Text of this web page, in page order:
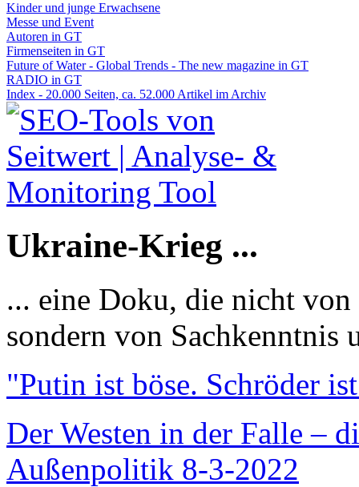
Kinder und junge Erwachsene
Messe und Event
Autoren in GT
Firmenseiten in GT
Future of Water - Global Trends - The new magazine in GT
RADIO in GT
Index - 20.000 Seiten, ca. 52.000 Artikel im Archiv
Ukraine-Krieg ...
... eine Doku, die nicht
sondern von Sachkenntnis
"Putin ist böse. Schröder
Der Westen in der Falle –
Außenpolitik 8-3-2022